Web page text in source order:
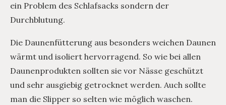
ein Problem des Schlafsacks sondern der
Durchblutung.
Die Daunenfütterung aus besonders weichen Daunen
wärmt und isoliert hervorragend. So wie bei allen
Daunenprodukten sollten sie vor Nässe geschützt
und sehr ausgiebig getrocknet werden. Auch sollte
man die Slipper so selten wie möglich waschen.